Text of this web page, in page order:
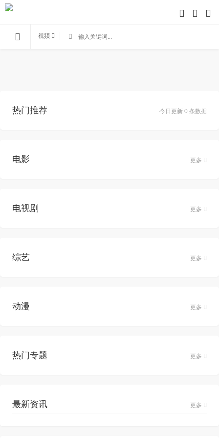
视频
今日更新 0 条数据
热门推荐
电影 更多
电视剧 更多
综艺 更多
动漫 更多
热门专题 更多
最新资讯 更多